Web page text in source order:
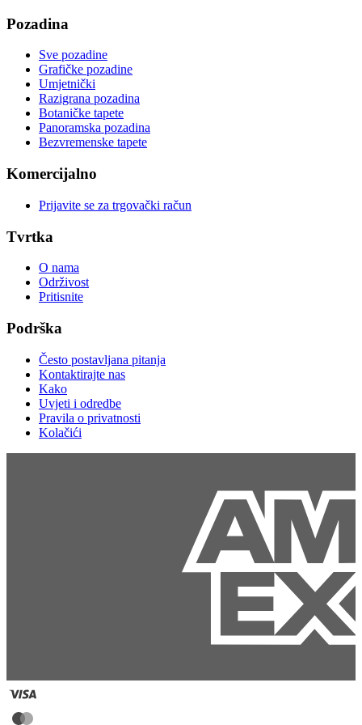
Pozadina
Sve pozadine
Grafičke pozadine
Umjetnički
Razigrana pozadina
Botaničke tapete
Panoramska pozadina
Bezvremenske tapete
Komercijalno
Prijavite se za trgovački račun
Tvrtka
O nama
Održivost
Pritisnite
Podrška
Često postavljana pitanja
Kontaktirajte nas
Kako
Uvjeti i odredbe
Pravila o privatnosti
Kolačići